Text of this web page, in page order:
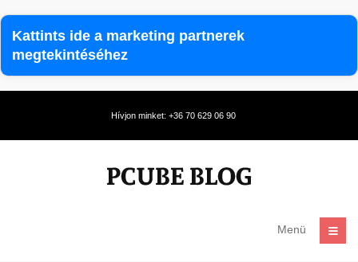
Kattints ide a marketing partnerek
megtekintéséhez
Hívjon minket: +36 70 629 06 90
Menü